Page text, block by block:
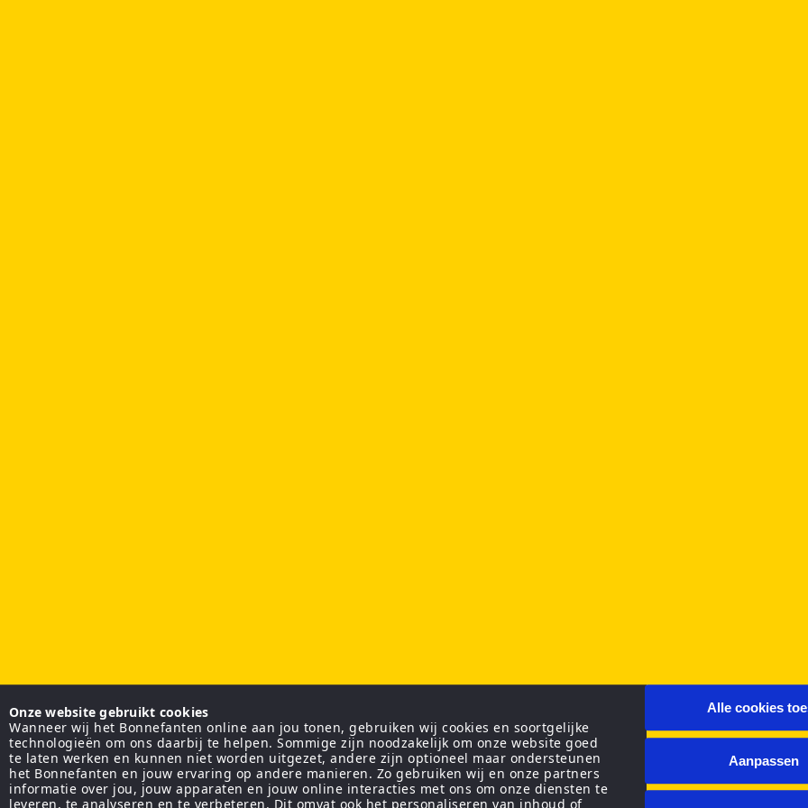
Onze website gebruikt cookies
Wanneer wij het Bonnefanten online aan jou tonen, gebruiken wij cookies en soortgelijke
technologieën om ons daarbij te helpen. Sommige zijn noodzakelijk om onze website goed
te laten werken en kunnen niet worden uitgezet, andere zijn optioneel maar ondersteunen
het Bonnefanten en jouw ervaring op andere manieren. Zo gebruiken wij en onze partners
informatie over jou, jouw apparaten en jouw online interacties met ons om onze diensten te
leveren, te analyseren en te verbeteren. Dit omvat ook het personaliseren van inhoud of
Alle cookies
Aanpassen